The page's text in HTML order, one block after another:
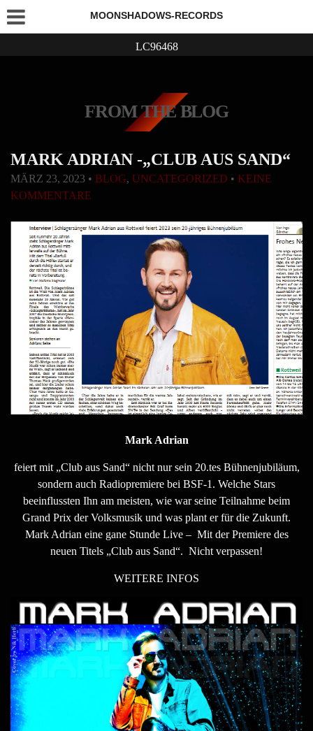
MOONSHADOWS-RECORDS
LC96468
FROM THE BLOG
MARK ADRIAN -„CLUB AUS SAND“
MÄRZ 23, 2023 • BLOG, UNCATEGORIZED • KEINE
KOMMENTARE
Mark Adrian
feiert mit „Club aus Sand“ nicht nur sein 20.tes Bühnenjubiläum,
sondern auch Radiopremiere bei BSF-1. Welche Stars
beeinflussten Ihn am meisten, wie war seine Teilnahme beim
Grand Prix der Volksmusik und was plant er für die Zukunft.
Mark Adrian eine gane Stunde Live – Mit der Premiere des
neuen Titels „Club aus Sand“. Nicht verpassen!
WEITERE INFOS